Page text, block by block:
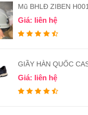
Mũ BHLĐ ZIBEN
Giá: liên hệ
GIẦY HÀN QUỐC
Giá: liên hệ